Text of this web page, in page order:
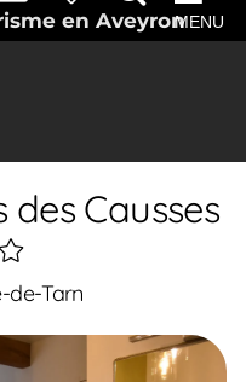
en AveyronMENU
des Causses
de-Tarn